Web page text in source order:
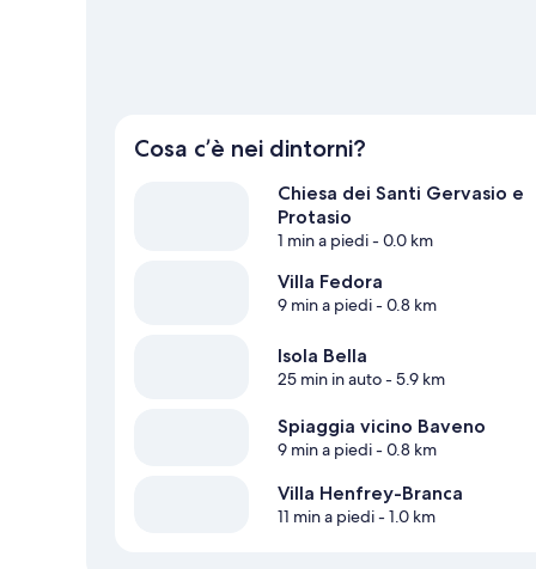
Cosa c’è nei dintorni?
Chiesa dei Santi Gervasio e
Protasio
1 min a piedi- 0.0 km
Villa Fedora
9 min a piedi- 0.8 km
Isola Bella
25 min in auto- 5.9 km
Spiaggia vicino Baveno
9 min a piedi- 0.8 km
Villa Henfrey-Branca
11 min a piedi- 1.0 km